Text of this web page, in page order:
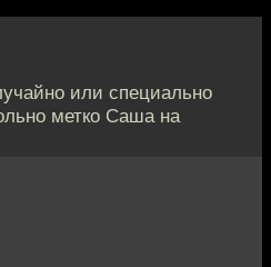
или специально
метко Саша на